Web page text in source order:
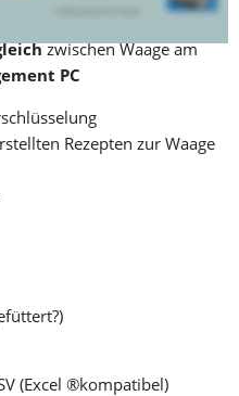
zwischen Waage am
PC
Rezepten zur Waage
(Excel ®kompatibel)